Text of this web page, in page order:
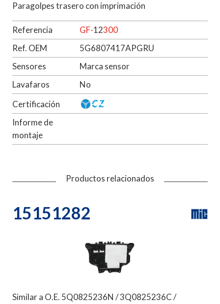
Paragolpes trasero con imprimación
Referencia GF-12300
Ref. OEM
5G6807417APGRU
Sensores
Marca sensor
Lavafaros
No
Certificación
Informe de
montaje
Productos relacionados
15151282
Similar a O.E. 5Q0825236N / 3Q0825236C /